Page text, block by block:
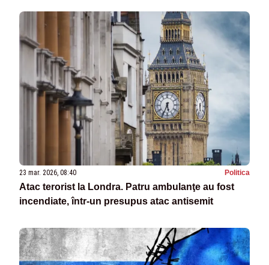
23 mar. 2026, 08:40 Politica
Atac terorist la Londra. Patru ambulanţe au fost
incendiate, într-un presupus atac antisemit